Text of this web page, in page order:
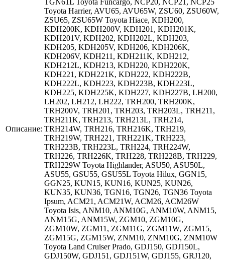
Описание:
TGN61L Toyota Funcargo, NCP20, NCP21, NCP25
Toyota Harrier, AVU65, AVU65W, ZSU60, ZSU60W,
ZSU65, ZSU65W Toyota Hiace, KDH200,
KDH200K, KDH200V, KDH201, KDH201K,
KDH201V, KDH202, KDH202L, KDH203,
KDH205, KDH205V, KDH206, KDH206K,
KDH206V, KDH211, KDH211K, KDH212,
KDH212L, KDH213, KDH220, KDH220K,
KDH221, KDH221K, KDH222, KDH222B,
KDH222L, KDH223, KDH223B, KDH223L,
KDH225, KDH225K, KDH227, KDH227B, LH200,
LH202, LH212, LH222, TRH200, TRH200K,
TRH200V, TRH201, TRH203, TRH203L, TRH211,
TRH211K, TRH213, TRH213L, TRH214,
TRH214W, TRH216, TRH216K, TRH219,
TRH219W, TRH221, TRH221K, TRH223,
TRH223B, TRH223L, TRH224, TRH224W,
TRH226, TRH226K, TRH228, TRH228B, TRH229,
TRH229W Toyota Highlander, ASU50, ASU50L,
ASU55, GSU55, GSU55L Toyota Hilux, GGN15,
GGN25, KUN15, KUN16, KUN25, KUN26,
KUN35, KUN36, TGN16, TGN26, TGN36 Toyota
Ipsum, ACM21, ACM21W, ACM26, ACM26W
Toyota Isis, ANM10, ANM10G, ANM10W, ANM15,
ANM15G, ANM15W, ZGM10, ZGM10G,
ZGM10W, ZGM11, ZGM11G, ZGM11W, ZGM15,
ZGM15G, ZGM15W, ZNM10, ZNM10G, ZNM10W
Toyota Land Cruiser Prado, GDJ150, GDJ150L,
GDJ150W, GDJ151, GDJ151W, GDJ155, GRJ120,